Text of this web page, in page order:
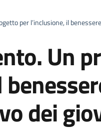
per l’inclusione, il
Un
dei